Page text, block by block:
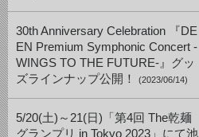
30th Anniversary Celebration 『DE
EN Premium Symphonic Concert -
WINGS TO THE FUTURE-』グッ
ズラインナップ公開！
(2023/06/14)
5/20(土)～21(日)「第4回 The乾麺
グランプリ in Tokyo 2023」にて池